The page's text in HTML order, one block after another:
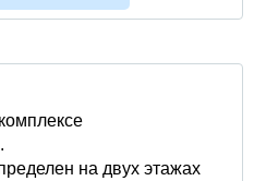
на двух этажах